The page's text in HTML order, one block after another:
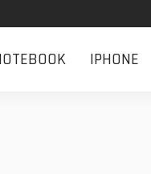
IPHONE